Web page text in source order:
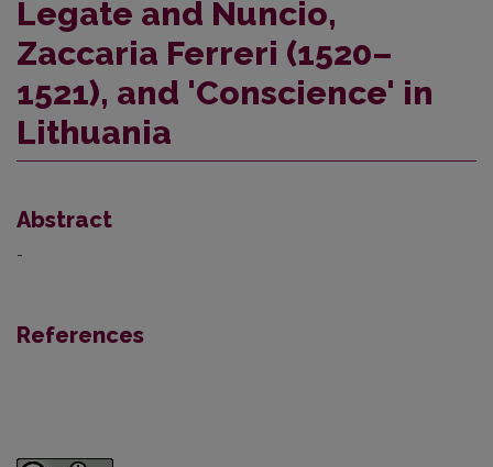
Legate and Nuncio,
Zaccaria Ferreri (1520–
1521), and 'Conscience' in
Lithuania
Abstract
-
References